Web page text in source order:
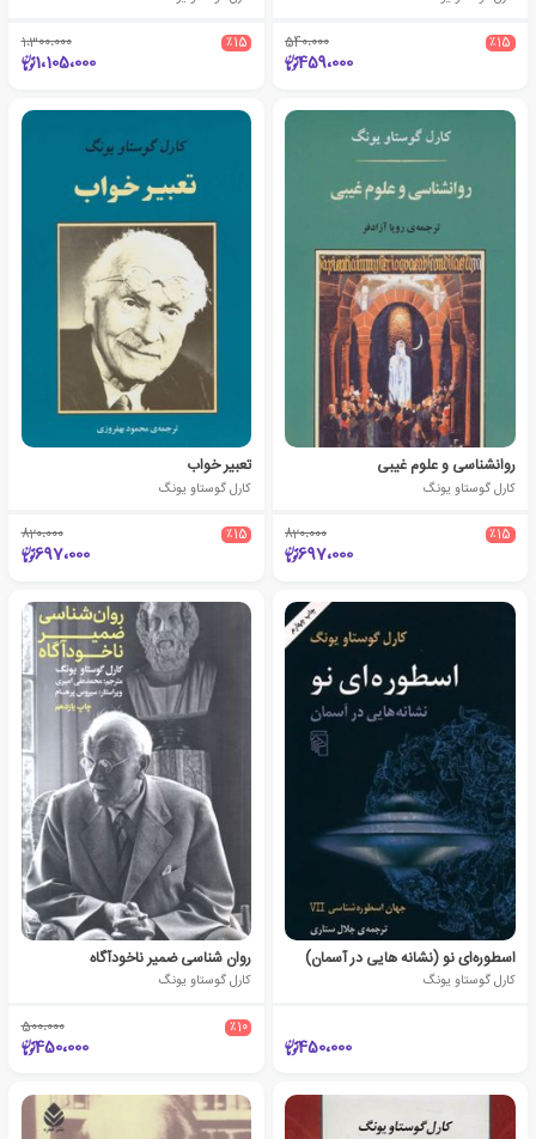
٪15 540،000
459،000
٪15 1،300،000
1،105،000
روانشناسی و علوم غیبی
کارل گوستاو یونگ
٪15 820،000
697،000
تعبیر خواب
کارل گوستاو یونگ
٪15 820،000
697،000
اسطوره‌ای نو (نشانه هایی در آسمان)
کارل گوستاو یونگ
450،000
روان شناسی ضمیر ناخودآگاه
کارل گوستاو یونگ
٪10 500،000
450،000